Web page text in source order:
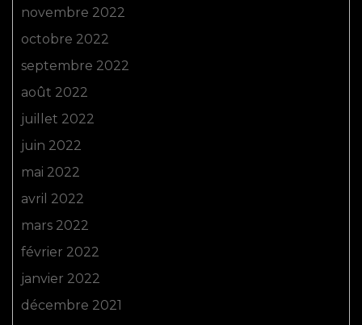
novembre 2022
octobre 2022
septembre 2022
août 2022
juillet 2022
juin 2022
mai 2022
avril 2022
mars 2022
février 2022
janvier 2022
décembre 2021